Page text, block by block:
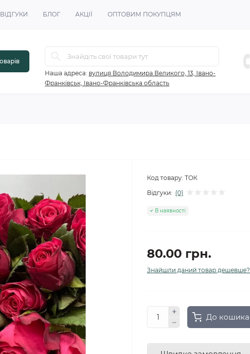
ВІДГУКИ БЛОГ АКЦІЇ ОПТОВИМ ПОКУПЦЯМ
Наша адреса: вулиця Володимира Великого, 13, Івано-
Франківськ, Івано-Франківська область
Код товару: ТОК
Відгуки: (0)
В наявності
80.00 грн.
Знайшли даний товар дешевше?
До кошика